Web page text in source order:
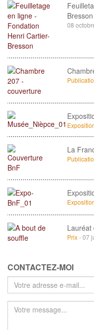
Bresson
08
La
Lauréat
Prix- 07
CONTACTEZ-MOI
Votre
adresse